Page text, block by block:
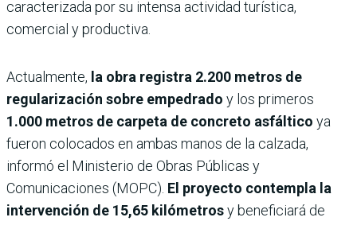
caracterizada por su intensa actividad turística,
comercial y productiva.
Actualmente, la obra registra 2.200 metros de
regularización sobre empedrado y los primeros
1.000 metros de carpeta de concreto asfáltico ya
fueron colocados en ambas manos de la calzada,
informó el Ministerio de Obras Públicas y
Comunicaciones (MOPC). El proyecto contempla la
intervención de 15,65 kilómetrosy beneficiará de